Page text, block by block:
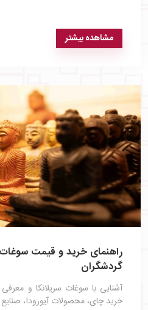
مشاهده بیشتر
راهنمای خرید و قیمت سوغات
گردشگران
آشنایی با سوغات سریلانکا و
خرید چای، محصولات آیورودا،